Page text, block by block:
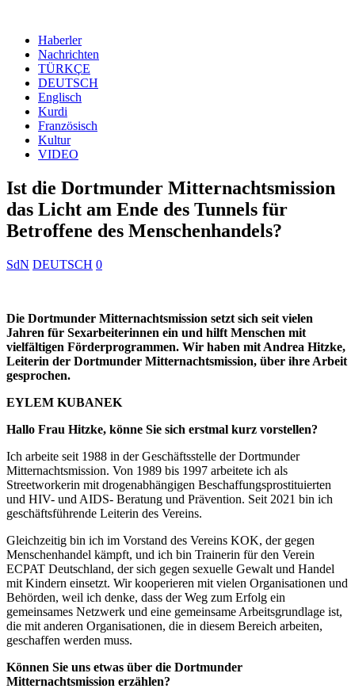
Haberler
Nachrichten
TÜRKÇE
DEUTSCH
Englisch
Kurdi
Französisch
Kultur
VIDEO
Ist die Dortmunder Mitternachtsmission
das Licht am Ende des Tunnels für
Betroffene des Menschenhandels?
SdN DEUTSCH 0
Die Dortmunder Mitternachtsmission setzt sich seit vielen
Jahren für Sexarbeiterinnen ein und hilft Menschen mit
vielfältigen Förderprogrammen. Wir haben mit Andrea Hitzke,
Leiterin der Dortmunder Mitternachtsmission, über ihre Arbeit
gesprochen.
EYLEM KUBANEK
Hallo Frau Hitzke, könne Sie sich erstmal kurz vorstellen?
Ich arbeite seit 1988 in der Geschäftsstelle der Dortmunder
Mitternachtsmission. Von 1989 bis 1997 arbeitete ich als
Streetworkerin mit drogenabhängigen Beschaffungsprostituierten
und HIV- und AIDS- Beratung und Prävention. Seit 2021 bin ich
geschäftsführende Leiterin des Vereins.
Gleichzeitig bin ich im Vorstand des Vereins KOK, der gegen
Menschenhandel kämpft, und ich bin Trainerin für den Verein
ECPAT Deutschland, der sich gegen sexuelle Gewalt und Handel
mit Kindern einsetzt. Wir kooperieren mit vielen Organisationen und
Behörden, weil ich denke, dass der Weg zum Erfolg ein
gemeinsames Netzwerk und eine gemeinsame Arbeitsgrundlage ist,
die mit anderen Organisationen, die in diesem Bereich arbeiten,
geschaffen werden muss.
Können Sie uns etwas über die Dortmunder
Mitternachtsmission erzählen?